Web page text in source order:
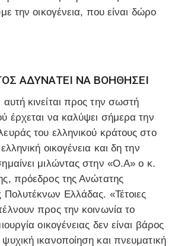
την οικογένεια, που είναι δώρο
ΑΔΥΝΑΤΕΙ ΝΑ ΒΟΗΘΗΣΕΙ
κινείται προς την σωστή
έρχεται να καλύψει σήμερα την
του ελληνικού κράτους στο
οικογένεια και δη την
μιλώντας στην «Ο.Α» ο κ.
πρόεδρος της Ανώτατης
Ελλάδας. «Τέτοιες
προς την κοινωνία το
οικογένειας δεν είναι βάρος
ικανοποίηση και πνευματική